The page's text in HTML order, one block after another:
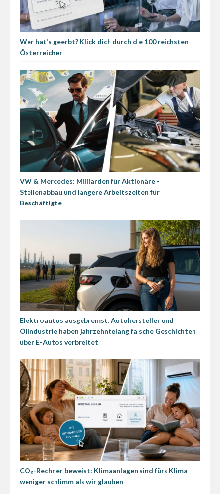
Wer hat’s geerbt? Klick dich durch die 100 reichsten
Österreicher
VW & Mercedes: Milliarden für Aktionäre -
Stellenabbau und längere Arbeitszeiten für
Beschäftigte
Elektroautos ausgebremst: Autohersteller und
Ölindustrie haben jahrzehntelang falsche Geschichten
über E-Autos verbreitet
CO₂-Rechner beweist: Klimaanlagen sind fürs Klima
weniger schlimm als wir glauben